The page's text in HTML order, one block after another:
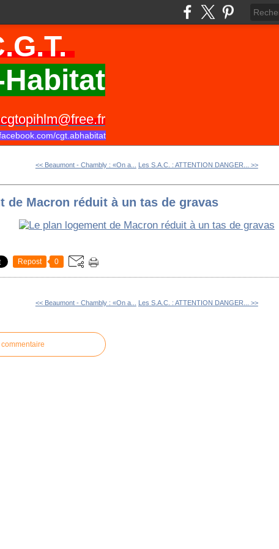
cgtopihlm@free.fr
cgt.abhabitat
<< Beaumont - Chambly : «On a... Les S.A.C. : ATTENTION DANGER... >>
de Macron réduit à un tas de gravas
Repost 0
<< Beaumont - Chambly : «On a... Les S.A.C. : ATTENTION DANGER... >>